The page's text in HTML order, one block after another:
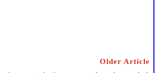
Older Article